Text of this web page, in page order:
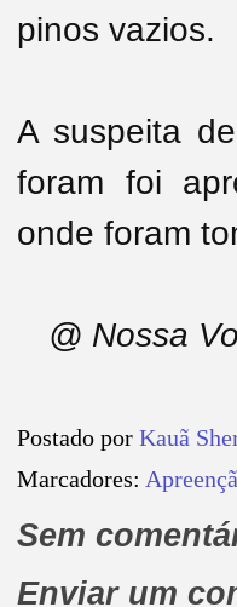
pinos vazios.
A suspeita
foram foi
onde foram
@ Nossa
Postado por Kauã
Marcadores:
Sem
Enviar um